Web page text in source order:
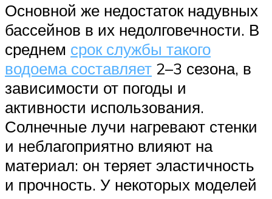
Основной же недостаток надувных
бассейнов в их недолговечности. В
среднем срок службы такого
водоема составляет 2–3 сезона, в
зависимости от погоды и
активности использования.
Солнечные лучи нагревают стенки
и неблагоприятно влияют на
материал: он теряет эластичность
и прочность. У некоторых моделей